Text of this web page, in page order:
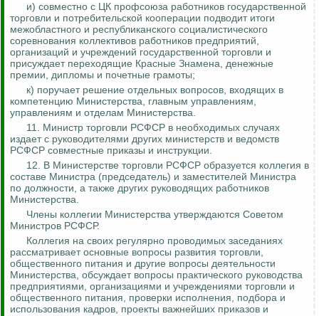
и) совместно с ЦК профсоюза работников государственной
торговли и потребительской кооперации подводит итоги
межобластного и республиканского социалистического
соревнования коллективов работников предприятий,
организаций и учреждений государственной торговли и
присуждает переходящие Красные Знамена, денежные
премии, дипломы и почетные грамоты;
к) поручает решение отдельных вопросов, входящих в
компетенцию Министерства, главным управлениям,
управлениям и отделам Министерства.
11. Министр торговли РСФСР в необходимых случаях
издает с руководителями других министерств и ведомств
РСФСР совместные приказы и инструкции.
12. В Министерстве торговли РСФСР образуется коллегия в
составе Министра (председатель) и заместителей Министра
по должности, а также других руководящих работников
Министерства.
Члены коллегии Министерства утверждаются Советом
Министров РСФСР.
Коллегия на своих регулярно проводимых заседаниях
рассматривает основные вопросы развития торговли,
общественного питания и другие вопросы деятельности
Министерства, обсуждает вопросы практического руководства
предприятиями, организациями и учреждениями торговли и
общественного питания, проверки исполнения, подбора и
использования кадров, проекты важнейших приказов и